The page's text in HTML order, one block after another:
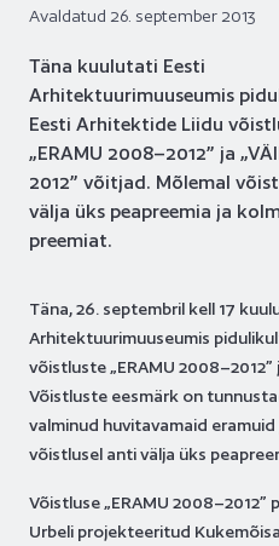
Avaldatud 26. september 2013
Täna kuulutati Eesti
Arhitektuurimuuseumis
Eesti Arhitektide Liidu
„ERAMU 2008–2012” ja
2012” võitjad. Mõlemal
välja üks peapreemia ja
preemiat.
Täna, 26. septembril kell 17
Arhitektuurimuuseumis
võistluste „ERAMU 2008–2012”
Võistluste eesmärk on
valminud huvitavamaid
võistlusel anti välja üks
Võistluse „ERAMU 2008–2012”
Urbeli projekteeritud